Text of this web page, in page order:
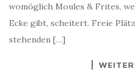
womöglich Moules & Frites,
Ecke gibt, scheitert. Freie
stehenden […]